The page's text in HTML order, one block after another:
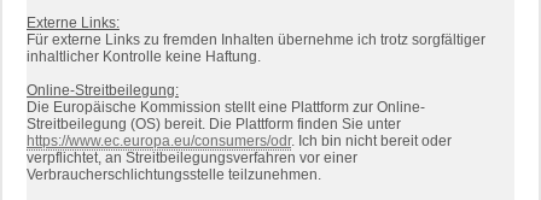
Externe Links:
Für externe Links zu fremden Inhalten übernehme ich trotz sorgfältiger
inhaltlicher Kontrolle keine Haftung.
Online-Streitbeilegung:
Die Europäische Kommission stellt eine Plattform zur Online-
Streitbeilegung (OS) bereit. Die Plattform finden Sie unter
https://www.ec.europa.eu/consumers/odr. Ich bin nicht bereit oder
verpflichtet, an Streitbeilegungsverfahren vor einer
Verbraucherschlichtungsstelle teilzunehmen.